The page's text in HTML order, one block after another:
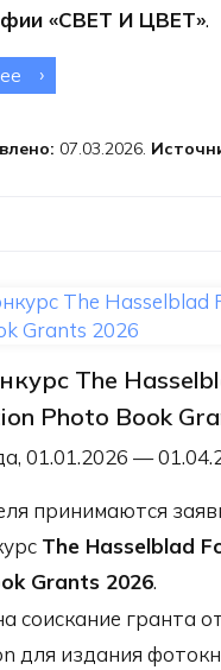
«СВЕТ И ЦВЕТ».
о Международный
и ЦВЕТ»07.03.2026.
The
Photo Book
01.01.2026 —
принимаются
The Hasselblad
Grants 2026.
соискание гранта
для издания